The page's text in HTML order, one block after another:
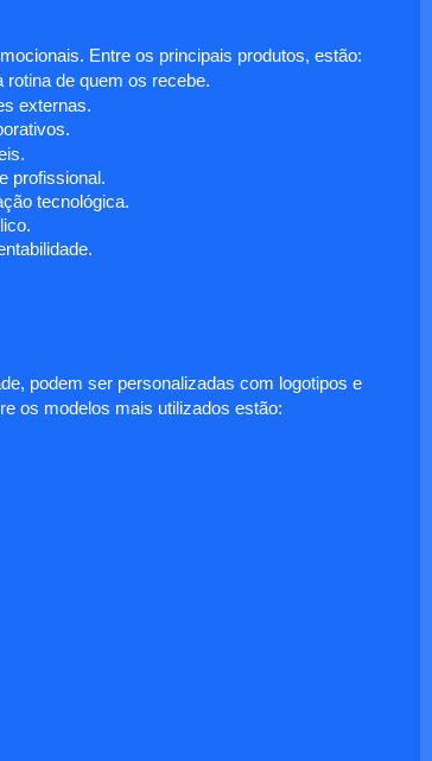
Entre os principais produtos, estão:
rotina de quem os recebe.
externas.
profissional.
tecnológica.
podem ser personalizadas com logotipos e
os modelos mais utilizados estão: